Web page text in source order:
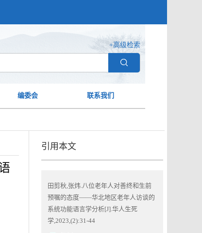
+高级检索
编委会 联系我们
引用本文
田剪秋,张炜.八位老年人对善终和生前
预嘱的态度——华北地区老年人访谈的
系统功能语言学分析[J].华人生死
学,2023,(2):31-44